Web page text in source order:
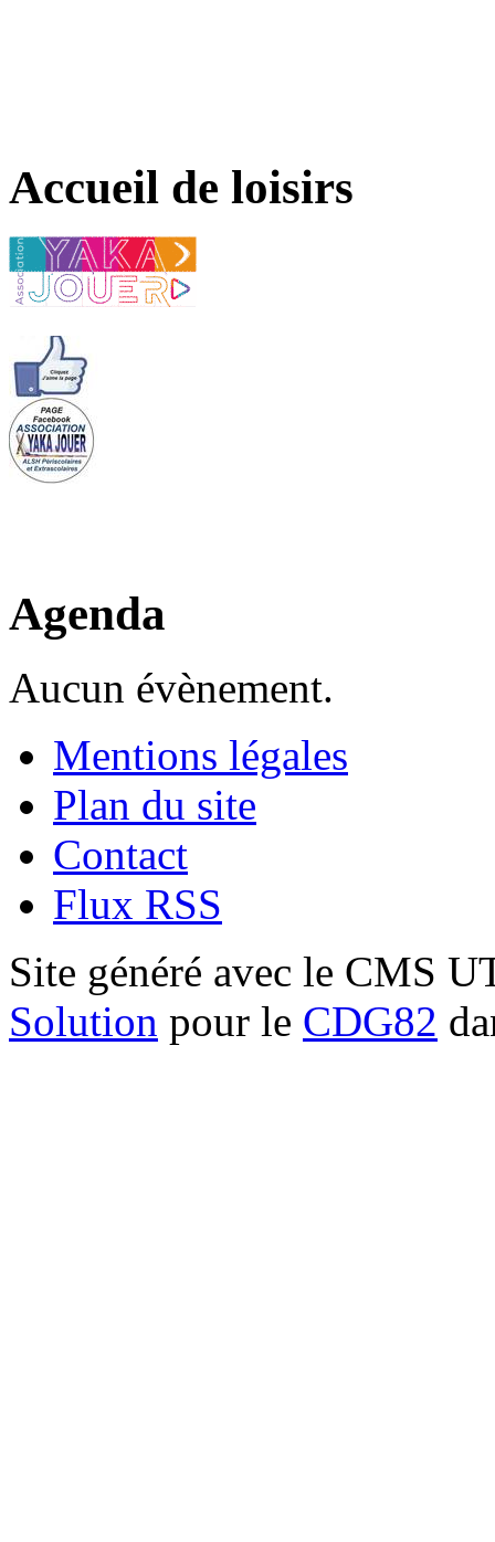
Accueil de loisirs
Agenda
Aucun évènement.
Mentions légales
Plan du site
Contact
Flux RSS
Site généré avec le CMS
Solution pour le CDG82